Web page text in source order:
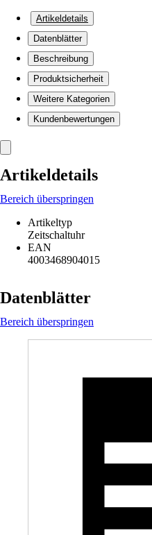
Artikeldetails
Datenblätter
Beschreibung
Produktsicherheit
Weitere Kategorien
Kundenbewertungen
Artikeldetails
Bereich überspringen
Artikeltyp
Zeitschaltuhr
EAN
4003468904015
Datenblätter
Bereich überspringen